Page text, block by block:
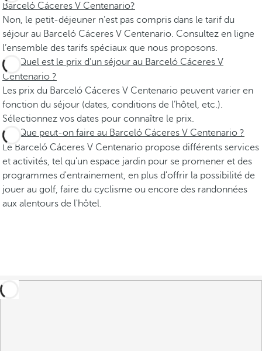
Barceló Cáceres V Centenario?
Non, le petit-déjeuner n’est pas compris dans le tarif du
séjour au Barceló Cáceres V Centenario. Consultez en ligne
l’ensemble des tarifs spéciaux que nous proposons.
Quel est le prix d’un séjour au Barceló Cáceres V
Centenario ?
Les prix du Barceló Cáceres V Centenario peuvent varier en
fonction du séjour (dates, conditions de l’hôtel, etc.).
Sélectionnez vos dates pour connaître le prix.
Que peut-on faire au Barceló Cáceres V Centenario ?
Le Barceló Cáceres V Centenario propose différents services
et activités, tel qu'un espace jardin pour se promener et des
programmes d'entrainement, en plus d'offrir la possibilité de
jouer au golf, faire du cyclisme ou encore des randonnées
aux alentours de l'hôtel.